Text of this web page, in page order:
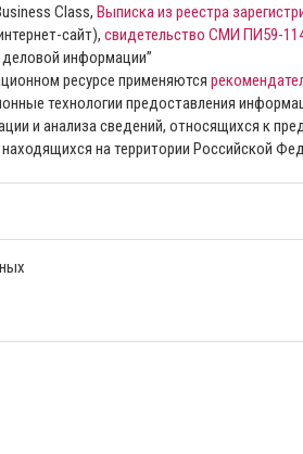
Class, Выписка из реестра
сайт), свидетельство СМИ ПИ59-
информации”
ресурсе применяются
технологии предоставления
и анализа сведений, относящихся к
находящихся на территории Российской